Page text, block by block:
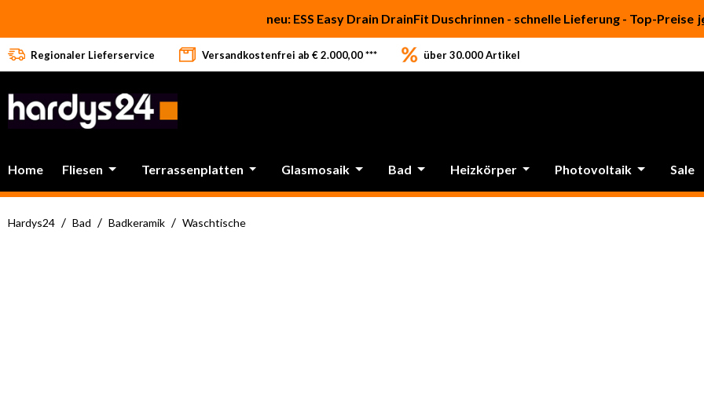
neu: ESS Easy Drain DrainFit Duschrinnen - schnelle Lieferung - Top-Preise
Regionaler Lieferservice Versandkostenfrei ab € 2.000,00 *** über 30.000 Artikel
Home Fliesen Terrassenplatten Glasmosaik Bad Heizkörper Photovoltaik Sale
Hardys24 / Bad / Badkeramik / Waschtische